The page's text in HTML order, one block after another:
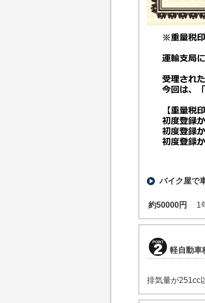
バイク屋で
約50000円 1
軽自動車
排気量が251cc